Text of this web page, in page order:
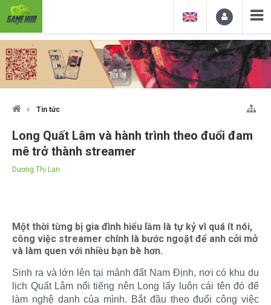
Tin tức
Long Quất Lâm và hành trình theo đuổi đam
mê trở thành streamer
Dương Thị Lan
Một thời từng bị gia đình hiểu lầm là tự kỷ vì quá ít nói,
công việc streamer chính là bước ngoặt để anh cởi mở
và làm quen với nhiều bạn bè hơn.
Sinh ra và lớn lên tại mảnh đất Nam Định, nơi có khu du
lịch Quất Lâm nổi tiếng nên Long lấy luôn cái tên đó để
làm nghệ danh của mình. Bắt đầu theo đuổi công việc